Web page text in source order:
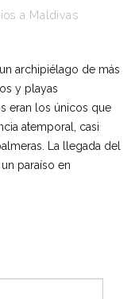
a Maldivas
archipiélago de más
y playas
eran los únicos que
atemporal, casi
La llegada del
paraíso en